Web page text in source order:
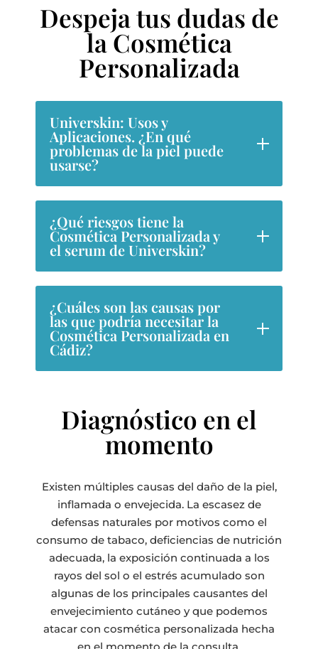
Despeja tus dudas de
la Cosmética
Personalizada
Universkin: Usos y
Aplicaciones. ¿En qué
problemas de la piel puede
usarse?
¿Qué riesgos tiene la
Cosmética Personalizada y
el serum de Universkin?
¿Cuáles son las causas por
las que podría necesitar la
Cosmética Personalizada en
Cádiz?
Diagnóstico en el
momento
Existen múltiples causas del daño de la piel,
inflamada o envejecida. La escasez de
defensas naturales por motivos como el
consumo de tabaco, deficiencias de nutrición
adecuada, la exposición continuada a los
rayos del sol o el estrés acumulado son
algunas de los principales causantes del
envejecimiento cutáneo y que podemos
atacar con cosmética personalizada hecha